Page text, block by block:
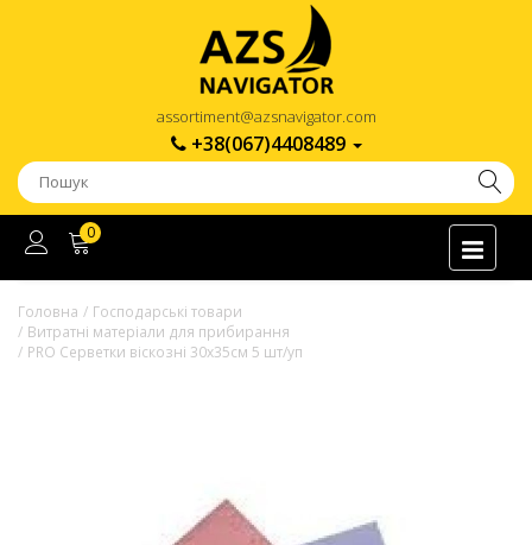
assortiment@azsnavigator.com
+38(067)4408489
0
Головна
Господарські товари
Витратні матеріали для прибирання
PRO Серветки віскозні 30х35см 5 шт/уп